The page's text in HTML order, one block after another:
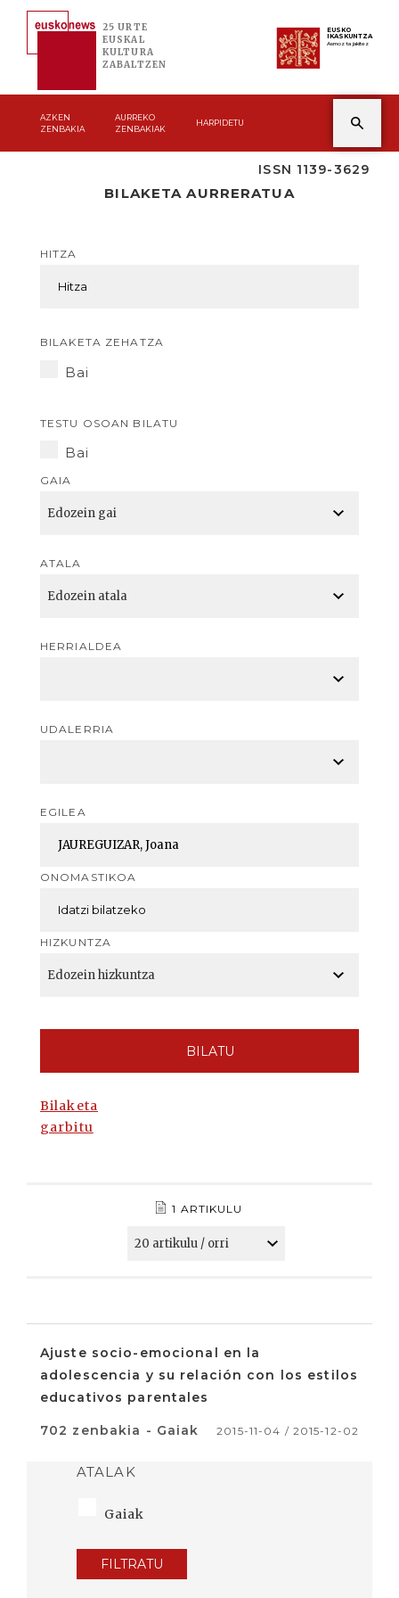
25 URTE
EUSKAL
KULTURA
ZABALTZEN
EUSKO
IKASKUNTZA
Asmoz ta jakitez
AZKEN
ZENBAKIA
AURREKO
ZENBAKIAK
HARPIDETU
ISSN 1139-3629
BILAKETA AURRERATUA
HITZA
BILAKETA ZEHATZA
Bai
TESTU OSOAN BILATU
Bai
GAIA
ATALA
HERRIALDEA
UDALERRIA
EGILEA
ONOMASTIKOA
HIZKUNTZA
BILATU
Bilaketa
garbitu
1 ARTIKULU
Ajuste socio-emocional en la
adolescencia y su relación con los estilos
educativos parentales
702 zenbakia - Gaiak 2015-11-04 / 2015-12-02
ATALAK
Gaiak
FILTRATU